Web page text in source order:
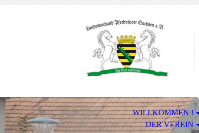
WILLKOMMEN !
DER VEREIN